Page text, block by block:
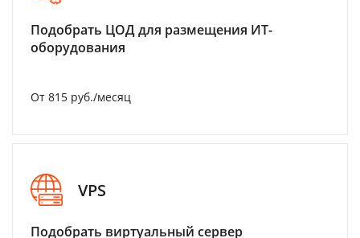
Подобрать ЦОД для размещения ИТ-
оборудования
От 815 руб./месяц
VPS
Подобрать виртуальный сервер